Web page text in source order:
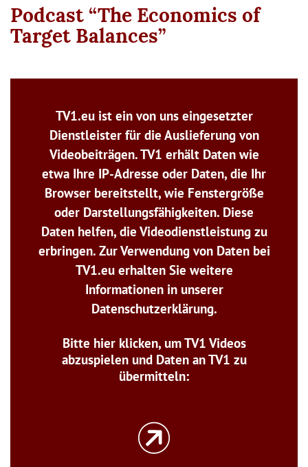
Podcast “The Economics of
Target Balances”
TV1.eu ist ein von uns eingesetzter
Dienstleister für die Auslieferung von
Videobeiträgen. TV1 erhält Daten wie
etwa Ihre IP-Adresse oder Daten, die Ihr
Browser bereitstellt, wie Fenstergröße
oder Darstellungsfähigkeiten. Diese
Daten helfen, die Videodienstleistung zu
erbringen. Zur Verwendung von Daten bei
TV1.eu erhalten Sie weitere
Informationen in unserer
Datenschutzerklärung.
Bitte hier klicken, um TV1 Videos
abzuspielen und Daten an TV1 zu
übermitteln: